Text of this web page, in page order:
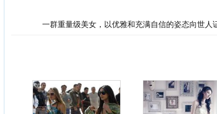
一群重量级美女，以优雅和充满自信的姿态向世人